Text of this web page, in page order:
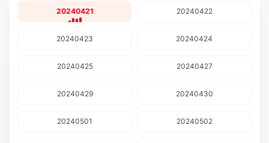
20240421 20240422
20240423 20240424
20240425 20240427
20240429 20240430
20240501 20240502